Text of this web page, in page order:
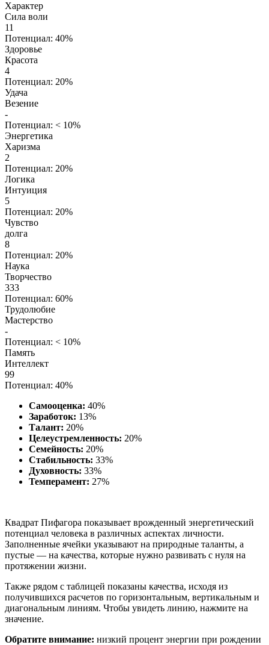
Характер
Сила воли
11
Потенциал: 40%
Здоровье
Красота
4
Потенциал: 20%
Удача
Везение
-
Потенциал: < 10%
Энергетика
Харизма
2
Потенциал: 20%
Логика
Интуиция
5
Потенциал: 20%
Чувство
долга
8
Потенциал: 20%
Наука
Творчество
333
Потенциал: 60%
Трудолюбие
Мастерство
-
Потенциал: < 10%
Память
Интеллект
99
Потенциал: 40%
Самооценка: 40%
Заработок: 13%
Талант: 20%
Целеустремленность: 20%
Семейность: 20%
Стабильность: 33%
Духовность: 33%
Темперамент: 27%
Квадрат Пифагора показывает врожденный энергетический
потенциал человека в различных аспектах личности.
Заполненные ячейки указывают на природные таланты, а
пустые — на качества, которые нужно развивать с нуля на
протяжении жизни.
Также рядом с таблицей показаны качества, исходя из
получившихся расчетов по горизонтальным, вертикальным и
диагональным линиям. Чтобы увидеть линию, нажмите на
значение.
Обратите внимание: низкий процент энергии при рождении